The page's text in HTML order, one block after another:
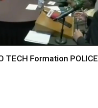
TECH Formation POLICE